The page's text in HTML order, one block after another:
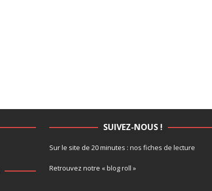
SUIVEZ-NOUS !
Sur le site de 20 minutes : nos fiches de lecture
Retrouvez notre « blog roll »